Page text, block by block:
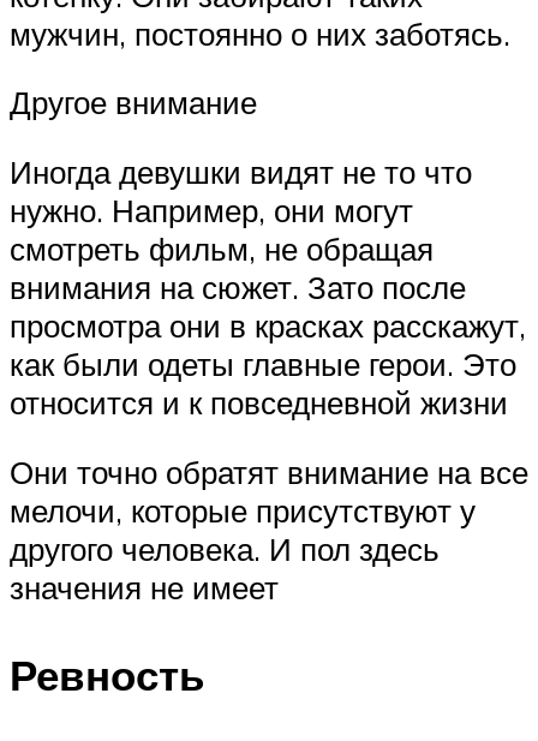
мужчин, постоянно о них заботясь.
Другое внимание
Иногда девушки видят не то что
нужно. Например, они могут
смотреть фильм, не обращая
внимания на сюжет. Зато после
просмотра они в красках расскажут,
как были одеты главные герои. Это
относится и к повседневной жизни
Они точно обратят внимание на все
мелочи, которые присутствуют у
другого человека. И пол здесь
значения не имеет
Ревность